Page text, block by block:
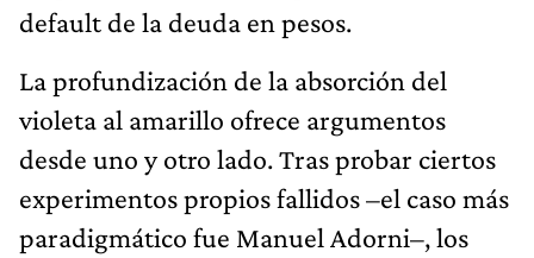
default de la deuda en pesos.
La profundización de la absorción del
violeta al amarillo ofrece argumentos
desde uno y otro lado. Tras probar ciertos
experimentos propios fallidos –el caso más
paradigmático fue Manuel Adorni–, los